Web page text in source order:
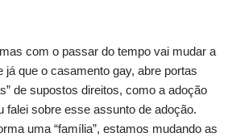
com o passar do tempo vai mudar a
já que o casamento gay, abre portas
de supostos direitos, como a adoção
falei sobre esse assunto de adoção.
uma “família”, estamos mudando as